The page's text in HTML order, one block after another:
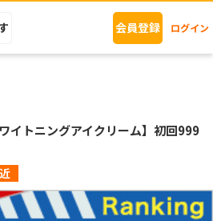
会員登録 ログイン
イトニングアイクリーム】初回999